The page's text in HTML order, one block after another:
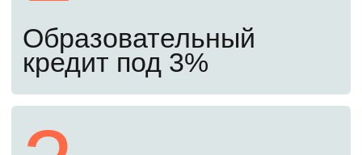
Оставьте заявку сегодня. Мы закрепим
расскажем, что и когда нужно сделать.
Откроем доступ к бесплатным материалам
подготовительного курса, чтобы вы могли
освежить знания перед экзаменами.